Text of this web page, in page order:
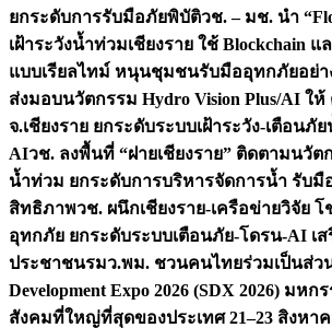
ยกระดับการรับมือภัยพิบัติวช. – มช. นำ
เฝ้าระวังน้ำท่วมเชียงราย ใช้ Blockchain
แบบเรียลไทม์ หนุนชุมชนรับมืออุทกภัยอย่
ส่งมอบนวัตกรรม Hydro Vision Plus/AI ให้
จ.เชียงราย ยกระดับระบบเฝ้าระวัง-เตือน
AIวช. ลงพื้นที่ “ฝายเชียงราย” ติดตามนวัต
น้ำท่วม ยกระดับการบริหารจัดการน้ำ รับมื
สิทธิภาพวช. ผนึกเชียงราย-เครือข่ายวิจัย
อุทกภัย ยกระดับระบบเตือนภัย-โดรน-AI เ
ประชาชนรมว.พม. ชวนคนไทยร่วมเป็นส่ว
Development Expo 2026 (SDX 2026) มห
สังคมที่ใหญ่ที่สุดของประเทศ 21–23 สิงห